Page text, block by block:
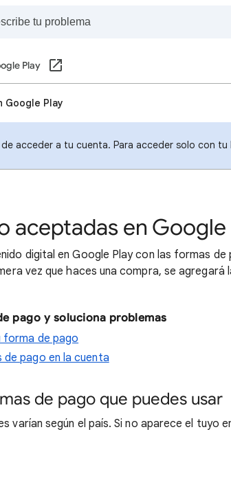
Play
Google Play
acceder a tu cuenta. Para acceder solo con
aceptadas en Google
digital en Google Play con las formas de
vez que haces una compra, se agregará
pago y soluciona problemas
forma de pago
pago en la cuenta
de pago que puedes usar
varían según el país. Si no aparece el tuyo